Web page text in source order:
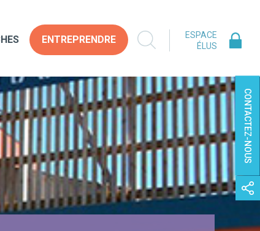
ENTREPRENDRE
ESPACE
ÉLUS
CONTACTEZ-NOUS